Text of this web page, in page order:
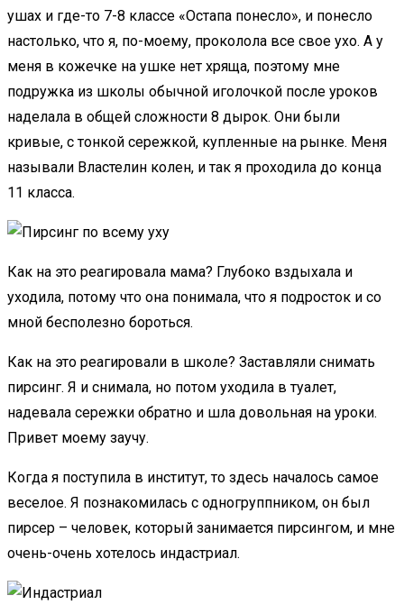
ушах и где-то 7-8 классе «Остапа понесло», и понесло
настолько, что я, по-моему, проколола все свое ухо. А у
меня в кожечке на ушке нет хряща, поэтому мне
подружка из школы обычной иголочкой после уроков
наделала в общей сложности 8 дырок. Они были
кривые, с тонкой сережкой, купленные на рынке. Меня
называли Властелин колен, и так я проходила до конца
11 класса.
Как на это реагировала мама? Глубоко вздыхала и
уходила, потому что она понимала, что я подросток и со
мной бесполезно бороться.
Как на это реагировали в школе? Заставляли снимать
пирсинг. Я и снимала, но потом уходила в туалет,
надевала сережки обратно и шла довольная на уроки.
Привет моему заучу.
Когда я поступила в институт, то здесь началось самое
веселое. Я познакомилась с одногруппником, он был
пирсер – человек, который занимается пирсингом, и мне
очень-очень хотелось индастриал.